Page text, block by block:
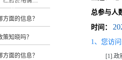
式
面的信息？
知晓吗？
面的信息？
总参与人
时间：
1、您访
[1].政